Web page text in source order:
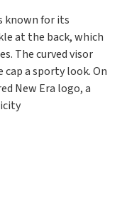
known for its
at the back, which
The curved visor
a sporty look. On
New Era logo, a